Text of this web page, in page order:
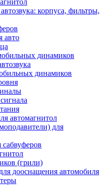
корпуса, фильтры,
авто
динамиков
динамиков
автомагнитол
для
(грили)
дооснащения автомобиля